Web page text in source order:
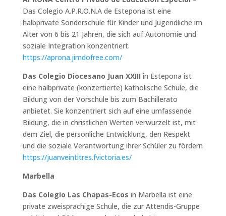
Das Colegio A.P.R.O.N.A de Estepona ist eine
halbprivate Sonderschule für Kinder und Jugendliche im
Alter von 6 bis 21 Jahren, die sich auf Autonomie und
soziale Integration konzentriert.
https://aprona.jimdofree.com/
Das Colegio Diocesano Juan XXIII in Estepona ist
eine halbprivate (konzertierte) katholische Schule, die
Bildung von der Vorschule bis zum Bachillerato
anbietet. Sie konzentriert sich auf eine umfassende
Bildung, die in christlichen Werten verwurzelt ist, mit
dem Ziel, die persönliche Entwicklung, den Respekt
und die soziale Verantwortung ihrer Schüler zu fördern
https://juanveintitres.fvictoria.es/
Marbella
Das Colegio Las Chapas-Ecos in Marbella ist eine
private zweisprachige Schule, die zur Attendis-Gruppe